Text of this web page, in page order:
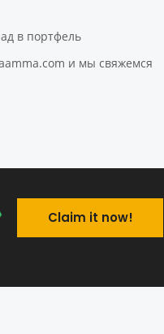
в портфель
и мы свяжемся
Claim it now!